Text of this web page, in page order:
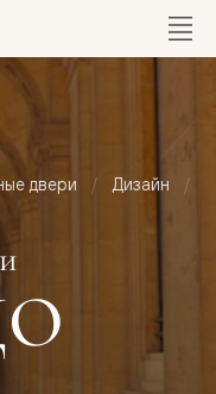
двери Дизайн